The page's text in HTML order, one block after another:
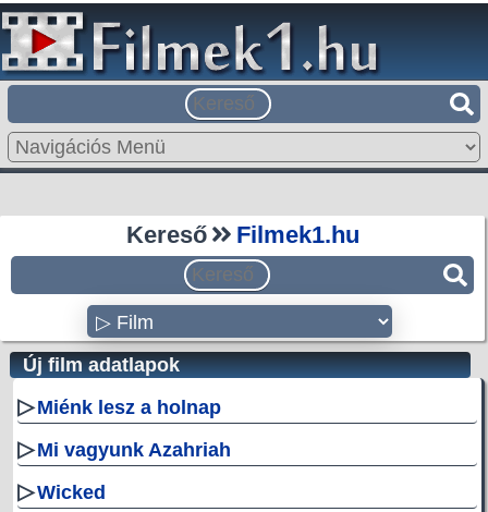
Kereső Filmek1.hu
Új film adatlapok
▷Miénk lesz a holnap
▷Mi vagyunk Azahriah
▷Wicked